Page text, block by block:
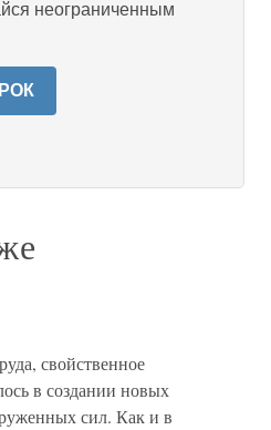
неограниченным
свойственное
в создании новых
сил. Как и в